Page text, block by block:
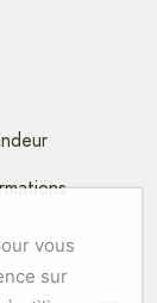
vous
sur